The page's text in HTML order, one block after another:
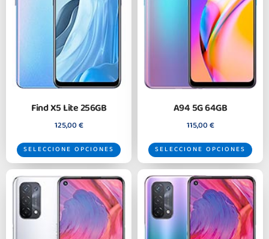
Find X5 Lite 256GB
125,00€
SELECCIONE OPCIONES
A94 5G 64GB
115,00€
SELECCIONE OPCIONES